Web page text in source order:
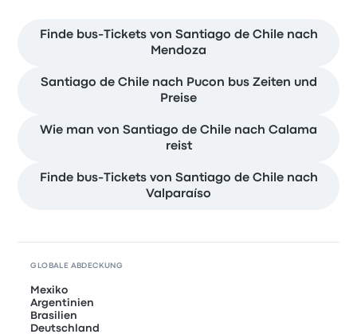
Finde bus-Tickets von Santiago de Chile nach
Mendoza
Santiago de Chile nach Pucon bus Zeiten und
Preise
Wie man von Santiago de Chile nach Calama
reist
Finde bus-Tickets von Santiago de Chile nach
Valparaíso
GLOBALE ABDECKUNG
Mexiko
Argentinien
Brasilien
Deutschland